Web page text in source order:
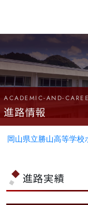
岡山県立勝山高等学校
ACADEMIC-AND-
進路情報
進路実績